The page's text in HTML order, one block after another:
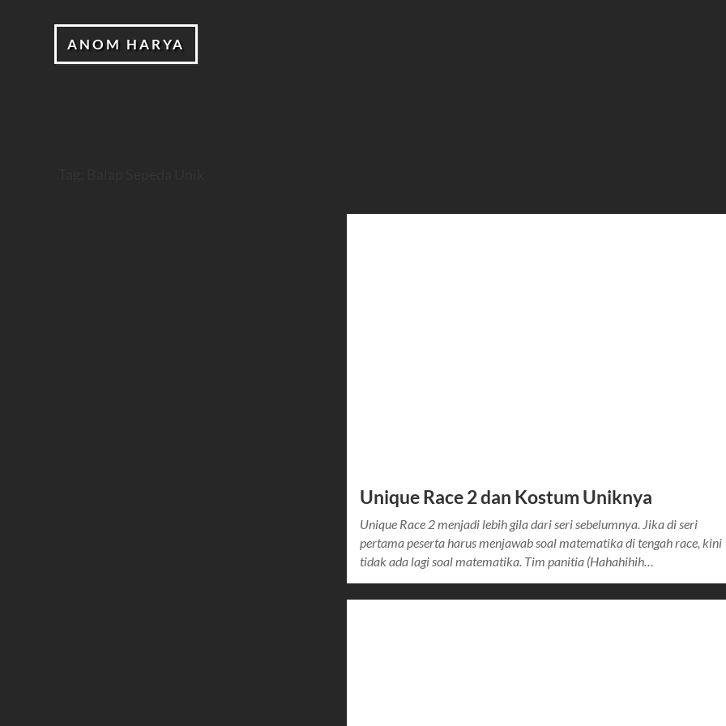
ANOM HARYA
Unique Race 2 dan Kostum Uniknya
Unique Race 2 menjadi lebih gila dari seri sebelumnya. Jika di seri
pertama peserta harus menjawab soal matematika di tengah race, kini
tidak ada lagi soal matematika. Tim panitia (Hahahihih…